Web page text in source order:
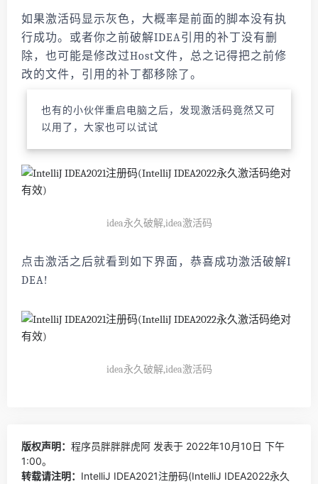
如果激活码显示灰色，大概率是前面的脚本没有执
行成功。或者你之前破解IDEA引用的补丁没有删
除，也可能是修改过Host文件，总之记得把之前修
改的文件，引用的补丁都移除了。
也有的小伙伴重启电脑之后，发现激活码竟然又可
以用了，大家也可以试试
idea永久破解,idea激活码
点击激活之后就看到如下界面，恭喜成功激活破解I
DEA!
idea永久破解,idea激活码
版权声明： 程序员胖胖胖虎阿 发表于 2022年10月10日 下午
1:00。
转载请注明： IntelliJ IDEA2021注册码(IntelliJ IDEA2022永久